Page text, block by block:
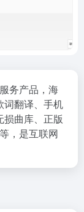
务产品，海
词翻译、手机
曲库、正版
，是互联网